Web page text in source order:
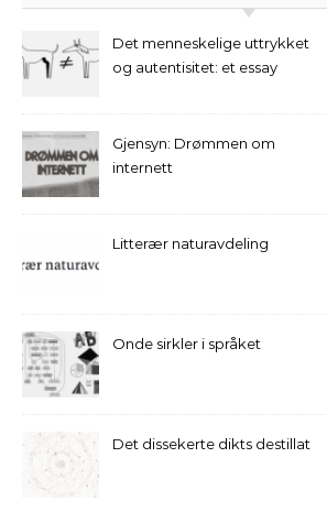
Det menneskelige uttrykket
og autentisitet: et essay
Gjensyn: Drømmen om
internett
Litterær naturavdeling
Onde sirkler i språket
Det dissekerte dikts destillat